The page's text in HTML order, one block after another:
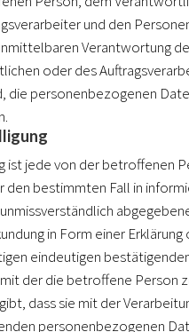
und den
Verantwortung
oder des
die personenbezogenen
ist jede von der betroffenen
den bestimmten Fall in
in Form einer Erklärung
eindeutigen
der die betroffene Person
dass sie mit der
personenbezogenen